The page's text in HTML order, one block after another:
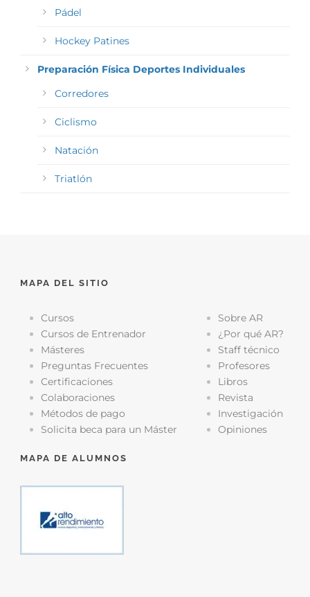
Pádel
Hockey Patines
Preparación Física Deportes Individuales
Corredores
Ciclismo
Natación
Triatlón
MAPA DEL SITIO
Cursos
Cursos de Entrenador
Másteres
Preguntas Frecuentes
Certificaciones
Colaboraciones
Métodos de pago
Solicita beca para un Máster
Sobre AR
¿Por qué AR?
Staff técnico
Profesores
Libros
Revista
Investigación
Opiniones
MAPA DE ALUMNOS